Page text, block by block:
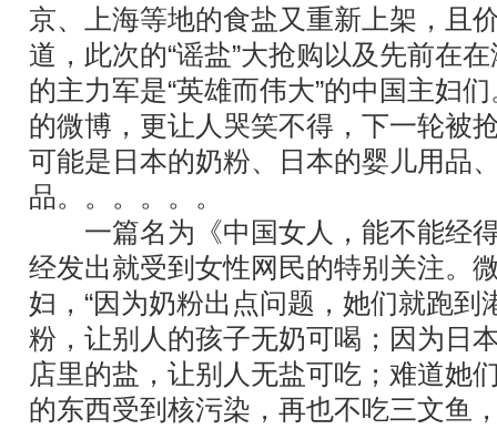
京、上海等地的食盐又重新上架，且
道，此次的“谣盐”大抢购以及先前在
的主力军是“英雄而伟大”的中国主妇
的微博，更让人哭笑不得，下一轮被
可能是日本的奶粉、日本的婴儿用品
品。。。。。。
一篇名为《中国女人，能不能经得
经发出就受到女性网民的特别关注。
妇，“因为奶粉出点问题，她们就跑到
粉，让别人的孩子无奶可喝；因为日
店里的盐，让别人无盐可吃；难道她
的东西受到核污染，再也不吃三文鱼